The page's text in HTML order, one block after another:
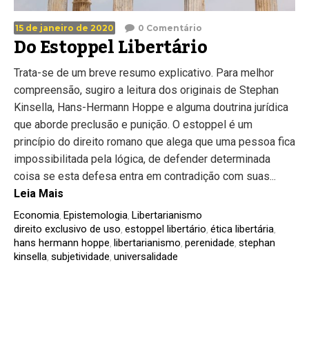
15 de janeiro de 2020 0 Comentário
Do Estoppel Libertário
Trata-se de um breve resumo explicativo. Para melhor
compreensão, sugiro a leitura dos originais de Stephan
Kinsella, Hans-Hermann Hoppe e alguma doutrina jurídica
que aborde preclusão e punição. O estoppel é um
princípio do direito romano que alega que uma pessoa fica
impossibilitada pela lógica, de defender determinada
coisa se esta defesa entra em contradição com suas...
Leia Mais
Economia, Epistemologia, Libertarianismo
direito exclusivo de uso, estoppel libertário, ética libertária,
hans hermann hoppe, libertarianismo, perenidade, stephan
kinsella, subjetividade, universalidade